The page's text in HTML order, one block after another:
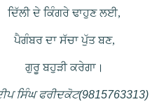
ਦਿੱਲੀ ਦੇ ਕਿੰਗਰੇ ਢਾਹੁਣ ਲਈ,
ਪੈਗੰਬਰ ਦਾ ਸੱਚਾ ਪੁੱਤ ਬਣ,
ਗੁਰੂ ਬਹੁੜੀ ਕਰੇਗਾ।
ਸਿੰਘ ਫਰੀਦਕੋਟ(9815763313)